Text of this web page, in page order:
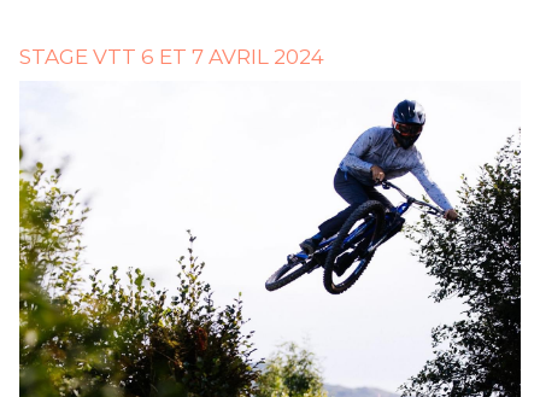
STAGE VTT 6 ET 7 AVRIL 2024